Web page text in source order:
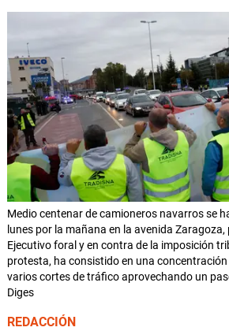
Medio centenar de camioneros navarros se
lunes por la mañana en la avenida Zaragoza,
Ejecutivo foral y en contra de la imposición
protesta, ha consistido en una concentración
varios cortes de tráfico aprovechando un
Diges
REDACCIÓN